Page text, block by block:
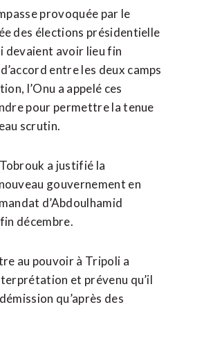
provoquée par le
des élections présidentielle
devaient avoir lieu fin
entre les deux camps
l’Onu a appelé ces
pour permettre la tenue
scrutin.
a justifié la
gouvernement en
d’Abdoulhamid
décembre.
au pouvoir à Tripoli a
et prévenu qu’il
qu’après des